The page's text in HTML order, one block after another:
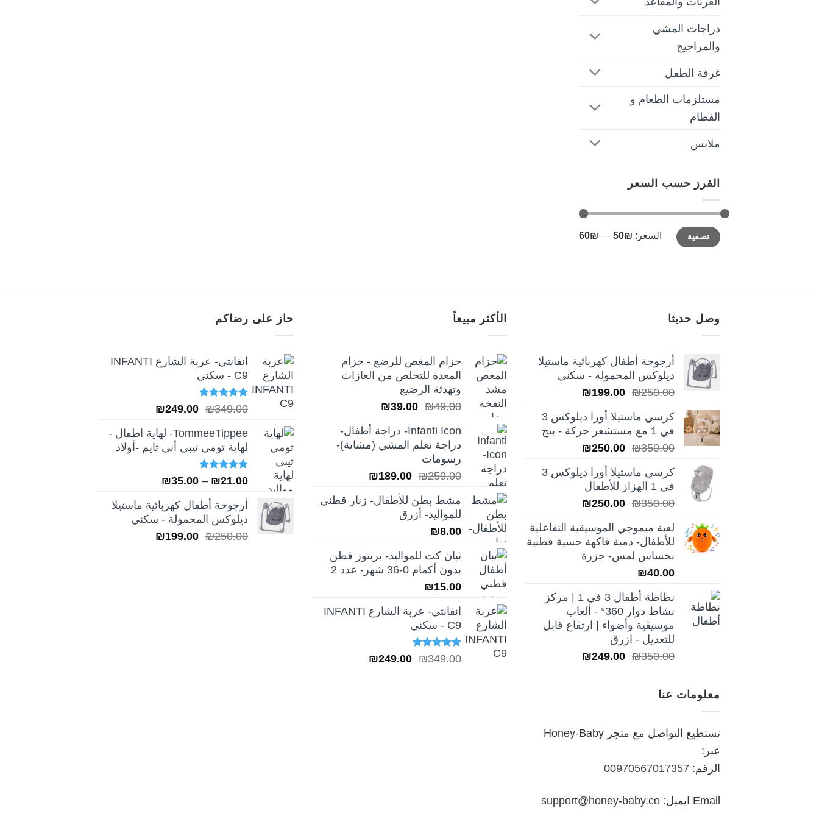
دراجات المشي
والمراجيح
غرفة الطفل
مستلزمات الطعام و
الفطام
ملابس
الفرز حسب السعر
أدنى
سعر
أعلى
سعرتصفية السعر: ₪50
—
₪60
وصل حديثا
أرجوحة أطفال كهربائية ماستيلا
ديلوكس المحمولة - سكني
₪250.00
السعر
هو:
₪250.00.
₪199.00
السعر
هو:
₪199.00.
كرسي ماستيلا أورا ديلوكس 3
في 1 مع مستشعر حركة - بيج
₪350.00
السعر
هو:
₪350.00.
₪250.00
السعر
هو:
كرسي ماستيلا أورا ديلوكس 3
في 1 الهزاز للأطفال
₪350.00
السعر
هو:
₪350.00.
₪250.00
السعر
هو:
₪250.00.
لعبة ميموجي الموسيقية التفاعلية
للأطفال- دمية فاكهة حسية قطنية
بحساس لمس- جزرة
₪40.00
نطاطة أطفال 3 في 1 | مركز
نشاط دوار 360° - ألعاب
موسيقية وأضواء | ارتفاع قابل
للتعديل - ازرق
₪350.00
السعر ₪249.00
السعر
الأكثر مبيعاً
حزام المغص للرضع - حزام
المعدة للتخلص من الغازات
وتهدئة الرضيع
₪49.00
السعر
هو:
₪49.00.
₪39.00
السعر
هو:
₪39.00.
Infanti Icon- دراجة أطفال-
دراجة تعلم المشي (مشاية)-
رسومات
₪259.00
السعر
هو:
₪259.00.
₪189.00
السعر
هو:
مشط بطن للأطفال- زنار قطني
للمواليد- أزرق
₪8.00
تبان كت للمواليد- بربتوز قطن
بدون أكمام 0-36 شهر- عدد 2
₪15.00
انفانتي- عربة الشارع INFANTI
C9 - سكني
تم التقييم
5.00 من 5
₪349.00
السعر ₪249.00
السعر
حاز على رضاكم
انفانتي- عربة الشارع INFANTI
C9 - سكني
تم التقييم
5.00 من 5
₪349.00
السعر
هو:
₪349.00.
₪249.00
السعر
هو:
₪249.00.
TommeeTippee- لهاية اطفال -
لهاية تومي تيبي أني تايم -أولاد
تم التقييم
5.00من 5
₪21.00
–
₪35.00
من
خلال
أرجوحة أطفال كهربائية ماستيلا
ديلوكس المحمولة - سكني
₪250.00
السعر ₪199.00
السعر
معلومات عنا
تستطيع التواصل مع متجر Honey-Baby
عبر:
الرقم: 00970567017357
Email ايميل: support@honey-baby.co